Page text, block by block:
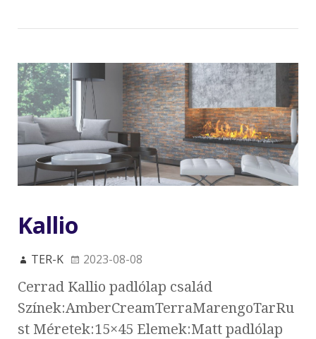
Kallio
TER-K 2023-08-08
Cerrad Kallio padlólap család
Színek:AmberCreamTerraMarengoTarRu
st Méretek:15×45 Elemek:Matt padlólap